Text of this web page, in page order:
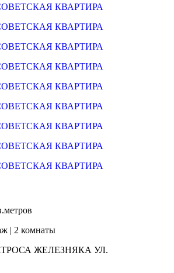
| 2 комнаты
ЖЕЛЕЗНЯКА УЛ.